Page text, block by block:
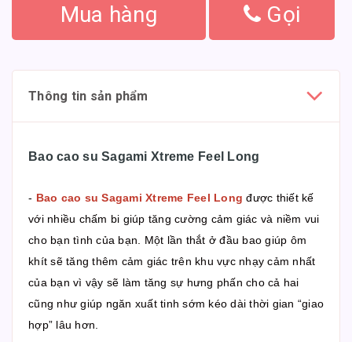
Mua hàng Gọi
Thông tin sản phẩm
Bao cao su Sagami Xtreme Feel Long
- Bao cao su Sagami Xtreme Feel Long được thiết kế
với nhiều chấm bi giúp tăng cường cảm giác và niềm vui
cho bạn tình của bạn. Một lần thắt ở đầu bao giúp ôm
khít sẽ tăng thêm cảm giác trên khu vực nhạy cảm nhất
của bạn vì vậy sẽ làm tăng sự hưng phấn cho cả hai
cũng như giúp ngăn xuất tinh sớm kéo dài thời gian “giao
hợp” lâu hơn.